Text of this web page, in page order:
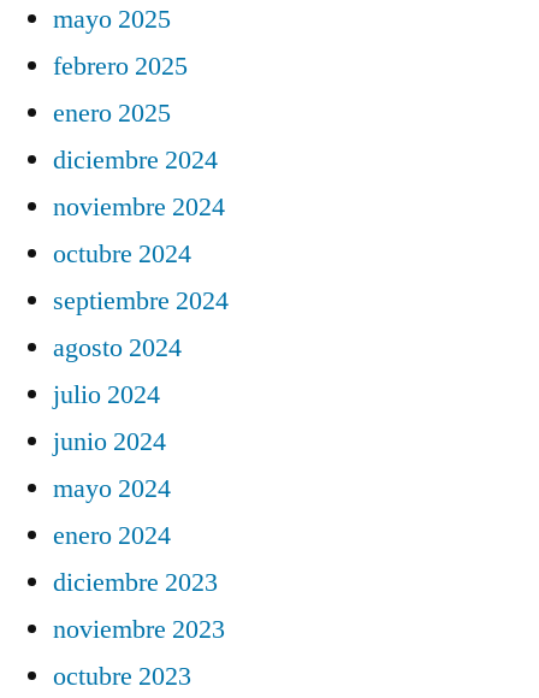
mayo 2025
febrero 2025
enero 2025
diciembre 2024
noviembre 2024
octubre 2024
septiembre 2024
agosto 2024
julio 2024
junio 2024
mayo 2024
enero 2024
diciembre 2023
noviembre 2023
octubre 2023